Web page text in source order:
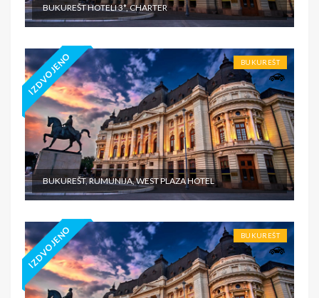
BUKUREŠT HOTELI 3*, CHARTER
IZDVOJENO BUKUREŠT
BUKUREŠT, RUMUNIJA, WEST PLAZA HOTEL
IZDVOJENO BUKUREŠT